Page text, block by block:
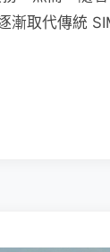
漸取代傳統